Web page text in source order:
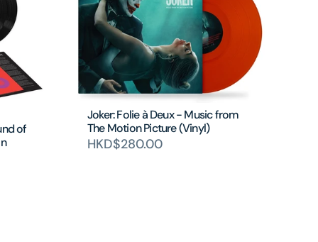
of
Joker: Folie à Deux - Music from
The Motion Picture (Vinyl)
HKD$280.00